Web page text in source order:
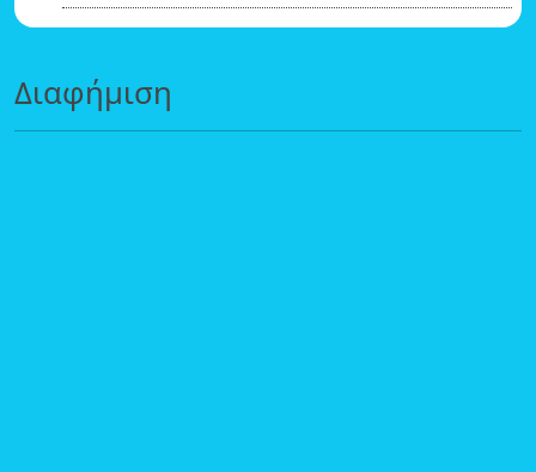
Διαφήμιση